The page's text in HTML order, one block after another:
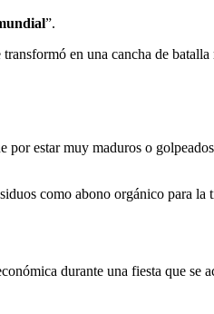
”.
transformó en una cancha de
por estar muy maduros o
como abono orgánico para la
durante una fiesta que se